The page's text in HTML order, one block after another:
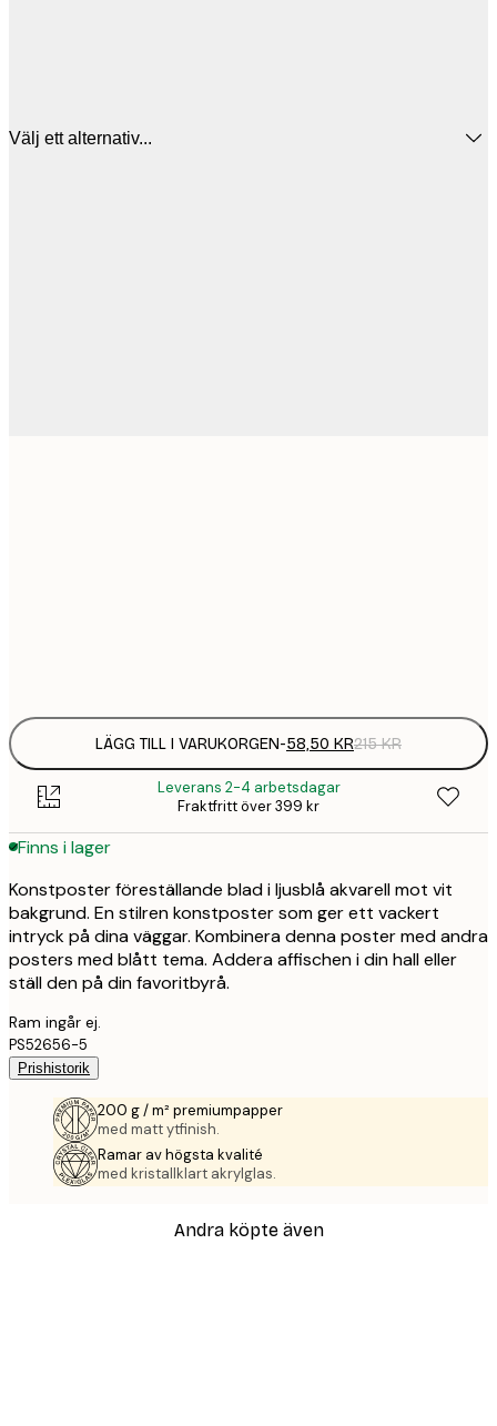
Välj ett alternativ...
LÄGG TILL I VARUKORGEN-58,50 KR215 KR
Leverans 2-4 arbetsdagar
Fraktfritt över 399 kr
Finns i lager
Konstposter föreställande blad i ljusblå akvarell mot vit
bakgrund. En stilren konstposter som ger ett vackert
intryck på dina väggar. Kombinera denna poster med andra
posters med blått tema. Addera affischen i din hall eller
ställ den på din favoritbyrå.
Ram ingår ej.
PS52656-5
Prishistorik
200 g / m² premiumpapper
med matt ytfinish.
Ramar av högsta kvalité
med kristallklart akrylglas.
Andra köpte även